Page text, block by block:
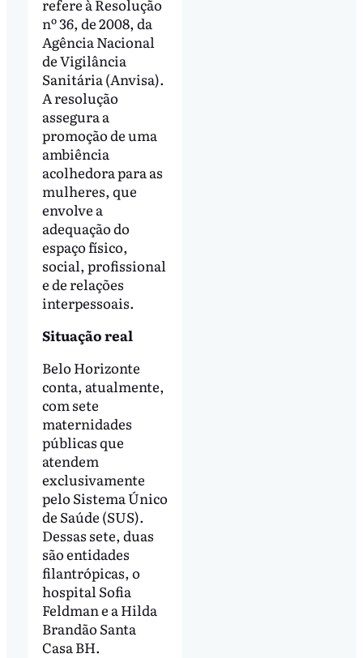
refere à Resolução
nº 36, de 2008, da
Agência Nacional
de Vigilância
Sanitária (Anvisa).
A resolução
assegura a
promoção de uma
ambiência
acolhedora para as
mulheres, que
envolve a
adequação do
espaço físico,
social, profissional
e de relações
interpessoais.
Situação real
Belo Horizonte
conta, atualmente,
com sete
maternidades
públicas que
atendem
exclusivamente
pelo Sistema Único
de Saúde (SUS).
Dessas sete, duas
são entidades
filantrópicas, o
hospital Sofia
Feldman e a Hilda
Brandão Santa
Casa BH.